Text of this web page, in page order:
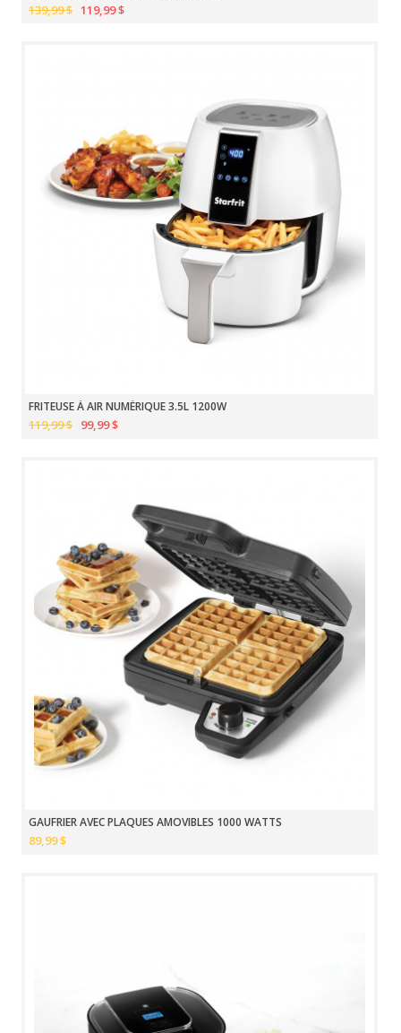
139,99 $ 119,99 $
FRITEUSE À AIR NUMÉRIQUE 3.5L 1200W
119,99 $ 99,99 $
GAUFRIER AVEC PLAQUES AMOVIBLES 1000 WATTS
89,99 $